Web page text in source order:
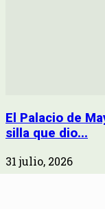
El Palacio de
silla que dio...
31 julio, 2026